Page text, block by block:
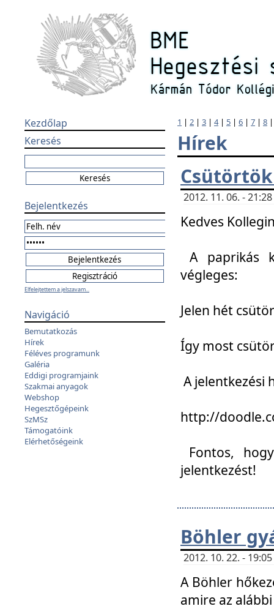
Kezdőlap
Keresés
Bejelentkezés
Elfelejtettem a jelszavam...
Navigáció
Bemutatkozás
Hírek
Féléves programunk
Galéria
Eddigi programjaink
Szakmai anyagok
Webshop
Hegesztőgépeink
SzMSz
Támogatóink
Elérhetőségeink
1 | 2 | 3 | 4| 5 | 6 | 7 | 8
Hírek
2012. 11. 06. -
Kedves
A paprikás
végleges:
Jelen hét
Így most
A jelentkezési
http://
Fontos,
jelentkezést!
Böhler
2012. 10. 22. -
A Böhler
amire az